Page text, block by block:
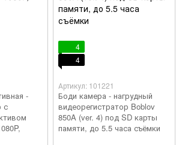
-
с
4
4
Артикул: 101221
Боди камера - нагрудный
видеорегистратор Boblov
850A (ver. 4) под SD карты
памяти, до 5.5 часа съёмки